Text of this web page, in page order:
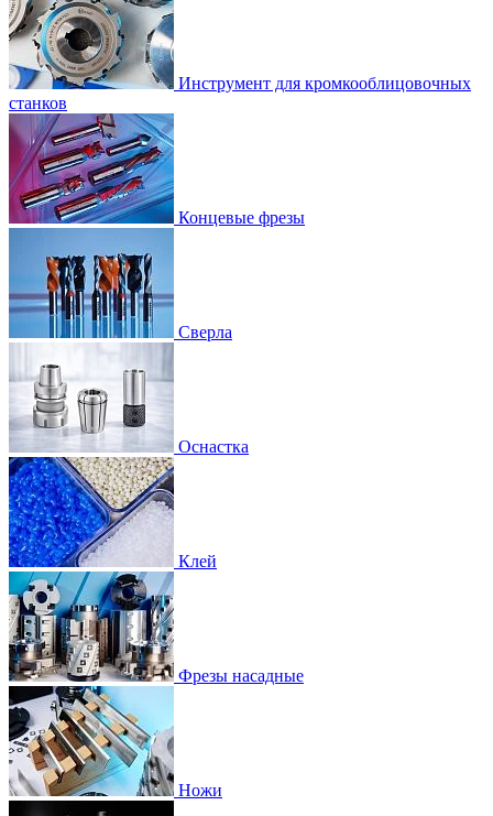
Инструмент для кромкооблицовочных
станков
Концевые фрезы
Сверла
Оснастка
Клей
Фрезы насадные
Ножи